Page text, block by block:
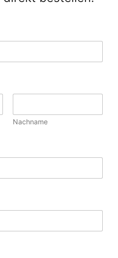
Nachname